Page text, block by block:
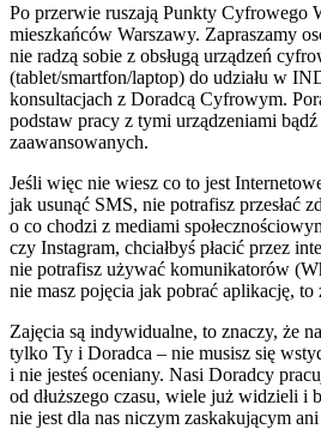
Po przerwie ruszają Punkty Cyfrowego
mieszkańców Warszawy. Zapraszamy
nie radzą sobie z obsługą urządzeń
(tablet/smartfon/laptop) do udziału w
konsultacjach z Doradcą Cyfrowym.
podstaw pracy z tymi urządzeniami
zaawansowanych.
Jeśli więc nie wiesz co to jest
jak usunąć SMS, nie potrafisz przesłać
o co chodzi z mediami
czy Instagram, chciałbyś płacić przez
nie potrafisz używać komunikatorów
nie masz pojęcia jak pobrać aplikację, to
Zajęcia są indywidualne, to znaczy, że
tylko Ty i Doradca – nie musisz się
i nie jesteś oceniany. Nasi Doradcy
od dłuższego czasu, wiele już widzieli i
nie jest dla nas niczym zaskakującym